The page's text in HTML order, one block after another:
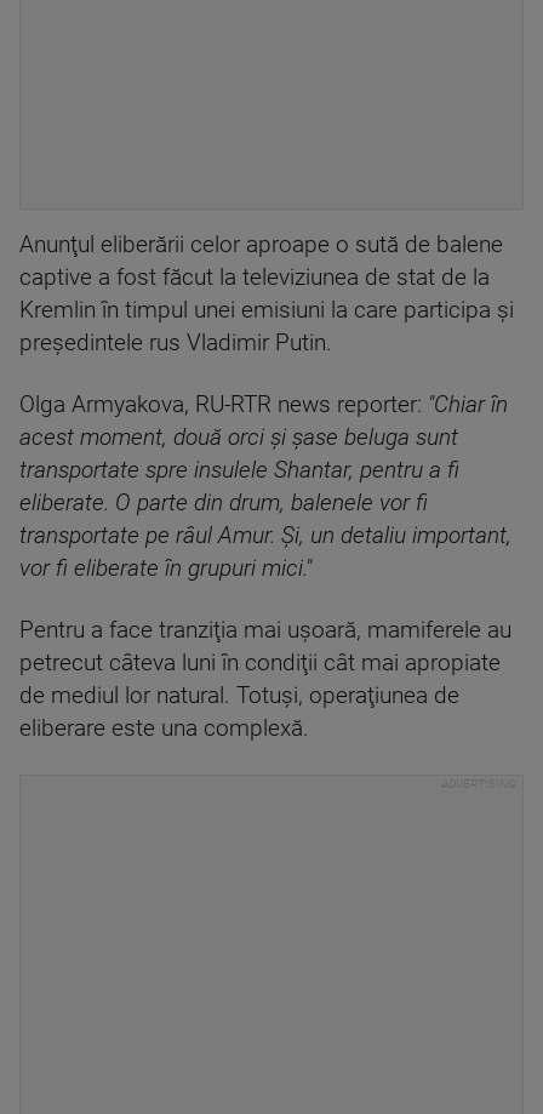
Anunţul eliberării celor aproape o sută de balene
captive a fost făcut la televiziunea de stat de la
Kremlin în timpul unei emisiuni la care participa şi
preşedintele rus Vladimir Putin.
Olga Armyakova, RU-RTR news reporter: "Chiar în
acest moment, două orci şi şase beluga sunt
transportate spre insulele Shantar, pentru a fi
eliberate. O parte din drum, balenele vor fi
transportate pe râul Amur. Şi, un detaliu important,
vor fi eliberate în grupuri mici."
Pentru a face tranziţia mai uşoară, mamiferele au
petrecut câteva luni în condiţii cât mai apropiate
de mediul lor natural. Totuşi, operaţiunea de
eliberare este una complexă.